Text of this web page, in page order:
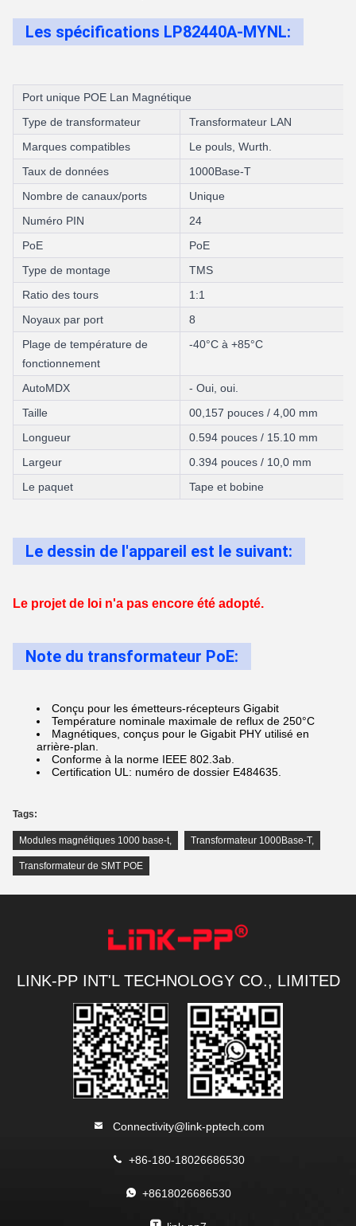
Les spécifications LP82440A-MYNL:
Port unique POE Lan Magnétique
Type de transformateur
Transformateur LAN
Marques compatibles
Le pouls, Wurth.
Taux de données
1000Base-T
Nombre de canaux/ports
Unique
Numéro PIN
24
PoE
PoE
Type de montage
TMS
Ratio des tours
1:1
Noyaux par port
8
Plage de température de
fonctionnement
-40°C à +85°C
AutoMDX
- Oui, oui.
Taille
00,157 pouces / 4,00 mm
Longueur
0.594 pouces / 15.10 mm
Largeur
0.394 pouces / 10,0 mm
Le paquet
Tape et bobine
Le dessin de l'appareil est le suivant:
Le projet de loi n'a pas encore été adopté.
Note du transformateur PoE:
Conçu pour les émetteurs-récepteurs Gigabit
Température nominale maximale de reflux de 250°C
Magnétiques, conçus pour le Gigabit PHY utilisé en
arrière-plan.
Conforme à la norme IEEE 802.3ab.
Certification UL: numéro de dossier E484635.
Tags:
Modules magnétiques 1000 base-t, Transformateur 1000Base-T,
Transformateur de SMT POE
LINK-PP INT'L TECHNOLOGY CO., LIMITED
Connectivity@link-pptech.com
+86-180-18026686530
+8618026686530